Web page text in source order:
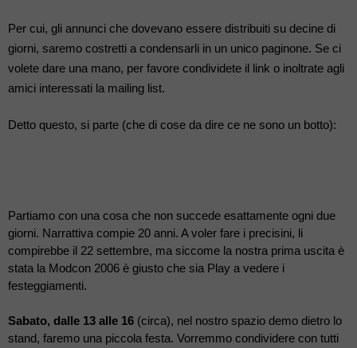
Per cui, gli annunci che dovevano essere distribuiti su decine di
giorni, saremo costretti a condensarli in un unico paginone. Se ci
volete dare una mano, per favore condividete il link o inoltrate agli
amici interessati la mailing list.
Detto questo, si parte (che di cose da dire ce ne sono un botto):
Partiamo con una cosa che non succede esattamente ogni due
giorni. Narrattiva compie 20 anni. A voler fare i precisini, li
compirebbe il 22 settembre, ma siccome la nostra prima uscita è
stata la Modcon 2006 è giusto che sia Play a vedere i
festeggiamenti.
Sabato, dalle 13 alle 16 (circa), nel nostro spazio demo dietro lo
stand, faremo una piccola festa. Vorremmo condividere con tutti